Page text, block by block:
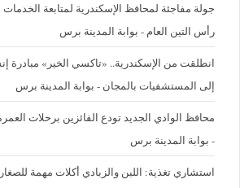
جولة مفاجئة لمحافظ الإسكندرية لمتابعة
رأس التين العام - بوابة المدينة برس
انطلقت من الإسكندرية.. «تاكسي الخير» مبادرة
إلى المستشفيات بالمجان - بوابة المدينة برس
محافظ الوادي الجديد تودع الفائزين برحلات
- بوابة المدينة برس
استشاري تغذية: اللبن والزبادي أكلات مهمة